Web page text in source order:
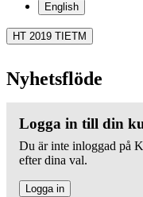
English
HT 2019 TIETM
Nyhetsflöde
Logga in till din
Du är inte inloggad på
efter dina val.
Logga in